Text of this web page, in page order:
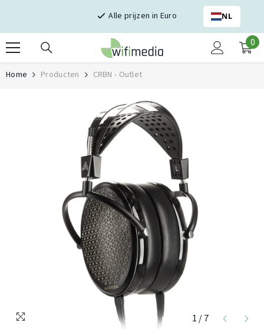
Alle prijzen in Euro NL
0
0
Home Producten CRBN - Outlet
1 / 7